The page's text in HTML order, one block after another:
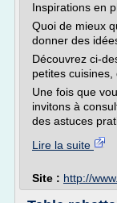
Inspirations en
Quoi de mieux
donner des
Découvrez ci-
petites cuisines,
Une fois que
invitons à
des astuces
Lire la suite
Site : http://